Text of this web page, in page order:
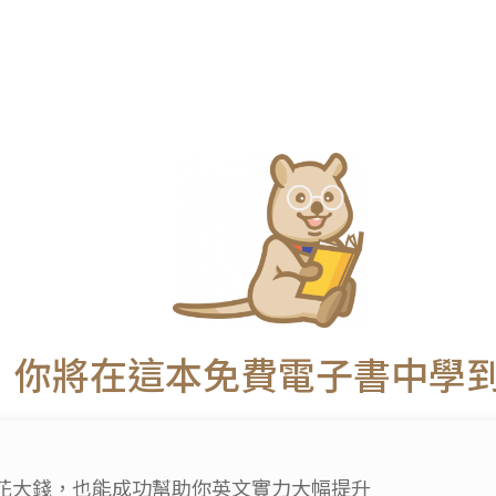
你將在這本免費電子書中學
大錢，也能成功幫助你英文實力大幅提升